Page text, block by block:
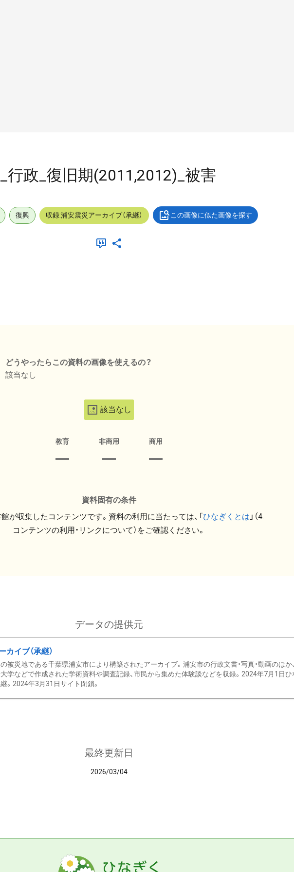
行政_復旧期(2011,2012)_被害
復興 収録:浦安震災アーカイブ（承継） この画像に似た画像を探す
どうやったらこの資料の画像を使えるの？
該当なし
該当なし
教育 非商用 商用
資料固有の条件
が収集したコンテンツです。資料の利用に当たっては、「ひなぎくとは 」（4.
コンテンツの利用・リンクについて）をご確認ください。
データの提供元
イブ（承継）
被災地である千葉県浦安市により構築されたアーカイブ。浦安市の行政文書・写真・動画のほか
学などで作成された学術資料や調査記録、市民から集めた体験談などを収録。2024年7月1日ひ
。2024年3月31日サイト閉鎖。
最終更新日
2026/03/04